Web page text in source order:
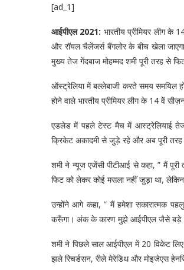
[ad_1]
आईपीएल 2021: भारतीय प्रीमियर लीग
और रॉयल चैलेंजर्स बैंगलोर के बीच खेला
मुख्य तेज गेंदबाज मोहम्मद शमी पूरी तरह से
ऑस्ट्रेलिया में बल्लेबाजी करते समय समयिल
होने वाले भारतीय प्रीमियर लीग के 14 वें
एडलेड में पहले टेस्ट मैच में आस्ट्रेलियाई तेज
क्रिकेट अकादमी से जुड़े रहे और अब पूरी
शमी ने न्यूज एजेंसी पीटीआई से कहा, ” मैं
फिट को लेकर कोई मसला नहीं जुड़ा था,
उन्होंने आगे कहा, ” मैं हमेशा सकारात्मक
करूँगा। अंक के कारण मुझे आईपीएल जैसे बड़े
शमी ने पिछले साल आईपीएल में 20 विकेट
झले रिचर्डसन, रीले मेरेडिथ और मोइजेएस